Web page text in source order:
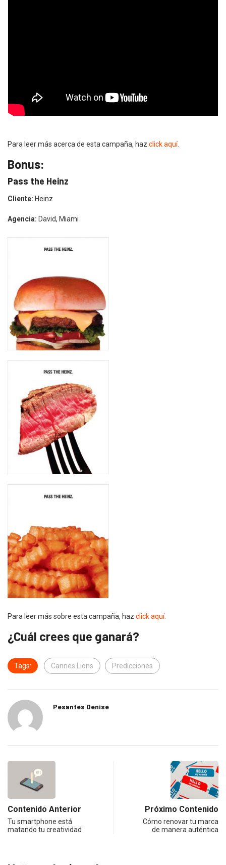
Para leer más acerca de esta campaña, haz click aquí.
Bonus:
Pass the Heinz
Cliente: Heinz
Agencia: David, Miami
Para leer más sobre esta campaña, haz click aquí.
¿Cuál crees que ganará?
Tags: Cannes Lions Predicciones
Pesantes Denise
Contenido Anterior
Tu smartphone está
matando tu creatividad
Próximo Contenido
Cómo renovar tu marca
de manera auténtica